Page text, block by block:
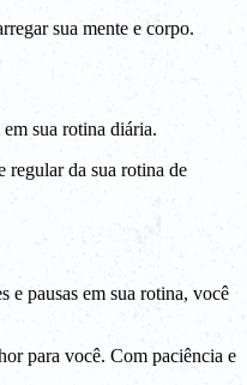
sua mente e corpo.
sua rotina diária.
regular da sua rotina de
e pausas em sua rotina, você
para você. Com paciência e